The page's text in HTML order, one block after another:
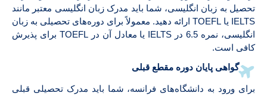
تحصیل به زبان انگلیسی، شما باید مدرک زبان انگلیسی معتبر مانند
IELTS یا TOEFL ارائه دهید. معمولاً برای دوره‌های تحصیلی به زبان
انگلیسی، نمره 6.5 در IELTS یا معادل آن در TOEFL برای پذیرش
کافی است.
گواهی پایان دوره مقطع قبلی
برای ورود به دانشگاه‌های فرانسه، شما باید مدرک تحصیلی قبلی